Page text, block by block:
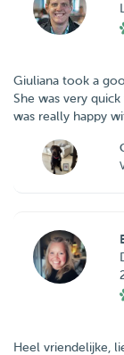
Giuliana took a
She was very
was really happy
Heel vriendelijke,